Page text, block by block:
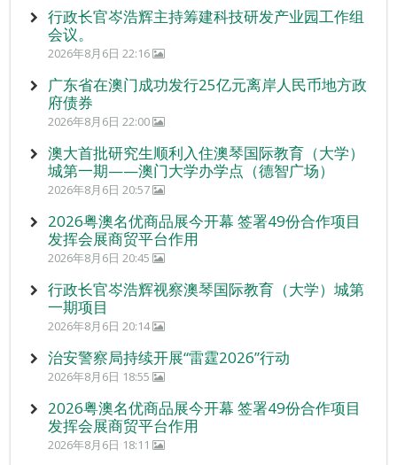
行政长官岑浩辉主持筹建科技研发产业园工作组
会议。
2026年8月6日 22:16
广东省在澳门成功发行25亿元离岸人民币地方政
府债券
2026年8月6日 22:00
澳大首批研究生顺利入住澳琴国际教育（大学）
城第一期——澳门大学办学点（德智广场）
2026年8月6日 20:57
2026粤澳名优商品展今开幕 签署49份合作项目
发挥会展商贸平台作用
2026年8月6日 20:45
行政长官岑浩辉视察澳琴国际教育（大学）城第
一期项目
2026年8月6日 20:14
治安警察局持续开展“雷霆2026”行动
2026年8月6日 18:55
2026粤澳名优商品展今开幕 签署49份合作项目
发挥会展商贸平台作用
2026年8月6日 18:11